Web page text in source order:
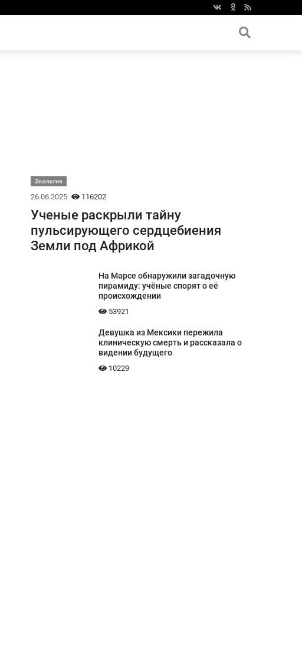
Экология
26.06.2025 116202
Ученые раскрыли тайну
пульсирующего сердцебиения
Земли под Африкой
На Марсе обнаружили загадочную
пирамиду: учёные спорят о её
происхождении
53921
Девушка из Мексики пережила
клиническую смерть и рассказала о
видении будущего
10229